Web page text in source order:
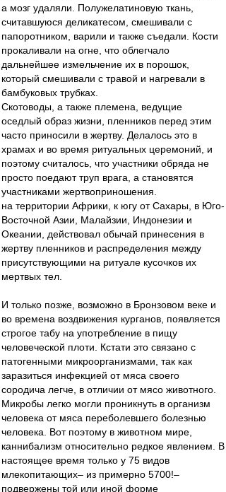
а мозг удаляли. Полужелатиновую ткань,
считавшуюся деликатесом, смешивали с
папоротником, варили и также съедали. Кости
прокаливали на огне, что облегчало
дальнейшее измельчение их в порошок,
который смешивали с травой и нагревали в
бамбуковых трубках.
Скотоводы, а также племена, ведущие
оседлый образ жизни, пленников перед этим
часто приносили в жертву. Делалось это в
храмах и во время ритуальных церемоний, и
поэтому считалось, что участники обряда не
просто поедают труп врага, а становятся
участниками жертвоприношения.
на территории Африки, к югу от Сахары, в Юго-
Восточной Азии, Малайзии, Индонезии и
Океании, действовал обычай принесения в
жертву пленников и распределения между
присутствующими на ритуале кусочков их
мертвых тел.
И только позже, возможно в Бронзовом веке и
во времена воздвижения курганов, появляется
строгое табу на употребление в пищу
человеческой плоти. Кстати это связано с
патогенными микроорганизмами, так как
заразиться инфекцией от мяса своего
сородича легче, в отличии от мясо животного.
Микробы легко могли проникнуть в организм
человека от мяса переболевшего болезнью
человека. Вот поэтому в животном мире,
каннибализм относительно редкое явлением. В
настоящее время только у 75 видов
млекопитающих– из примерно 5700!–
подвержены той или иной форме